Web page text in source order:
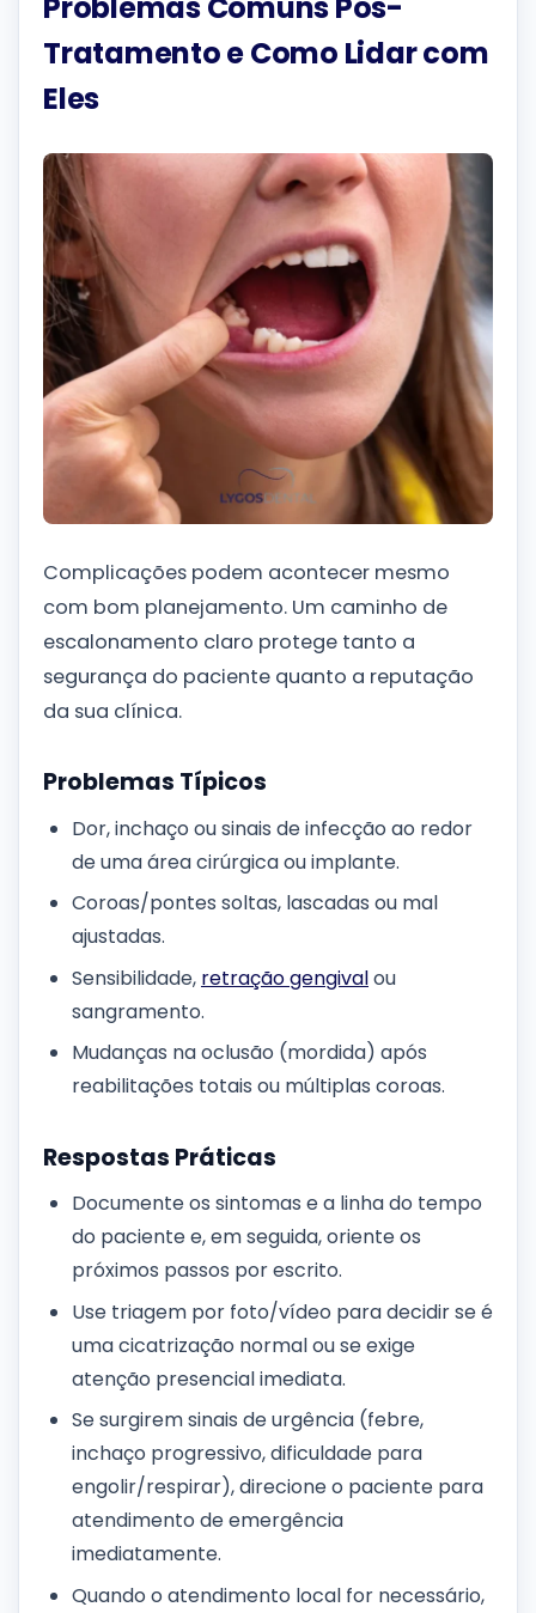
Tratamento e Como Lidar com
Eles
Complicações podem acontecer mesmo
com bom planejamento. Um caminho de
escalonamento claro protege tanto a
segurança do paciente quanto a reputação
da sua clínica.
Problemas Típicos
Dor, inchaço ou sinais de infecção ao redor
de uma área cirúrgica ou implante.
Coroas/pontes soltas, lascadas ou mal
ajustadas.
Sensibilidade, retração gengivalou
sangramento.
Mudanças na oclusão (mordida) após
reabilitações totais ou múltiplas coroas.
Respostas Práticas
Documente os sintomas e a linha do tempo
do paciente e, em seguida, oriente os
próximos passos por escrito.
Use triagem por foto/vídeo para decidir se é
uma cicatrização normal ou se exige
atenção presencial imediata.
Se surgirem sinais de urgência (febre,
inchaço progressivo, dificuldade para
engolir/respirar), direcione o paciente para
atendimento de emergência
imediatamente.
Quando o atendimento local for necessário,